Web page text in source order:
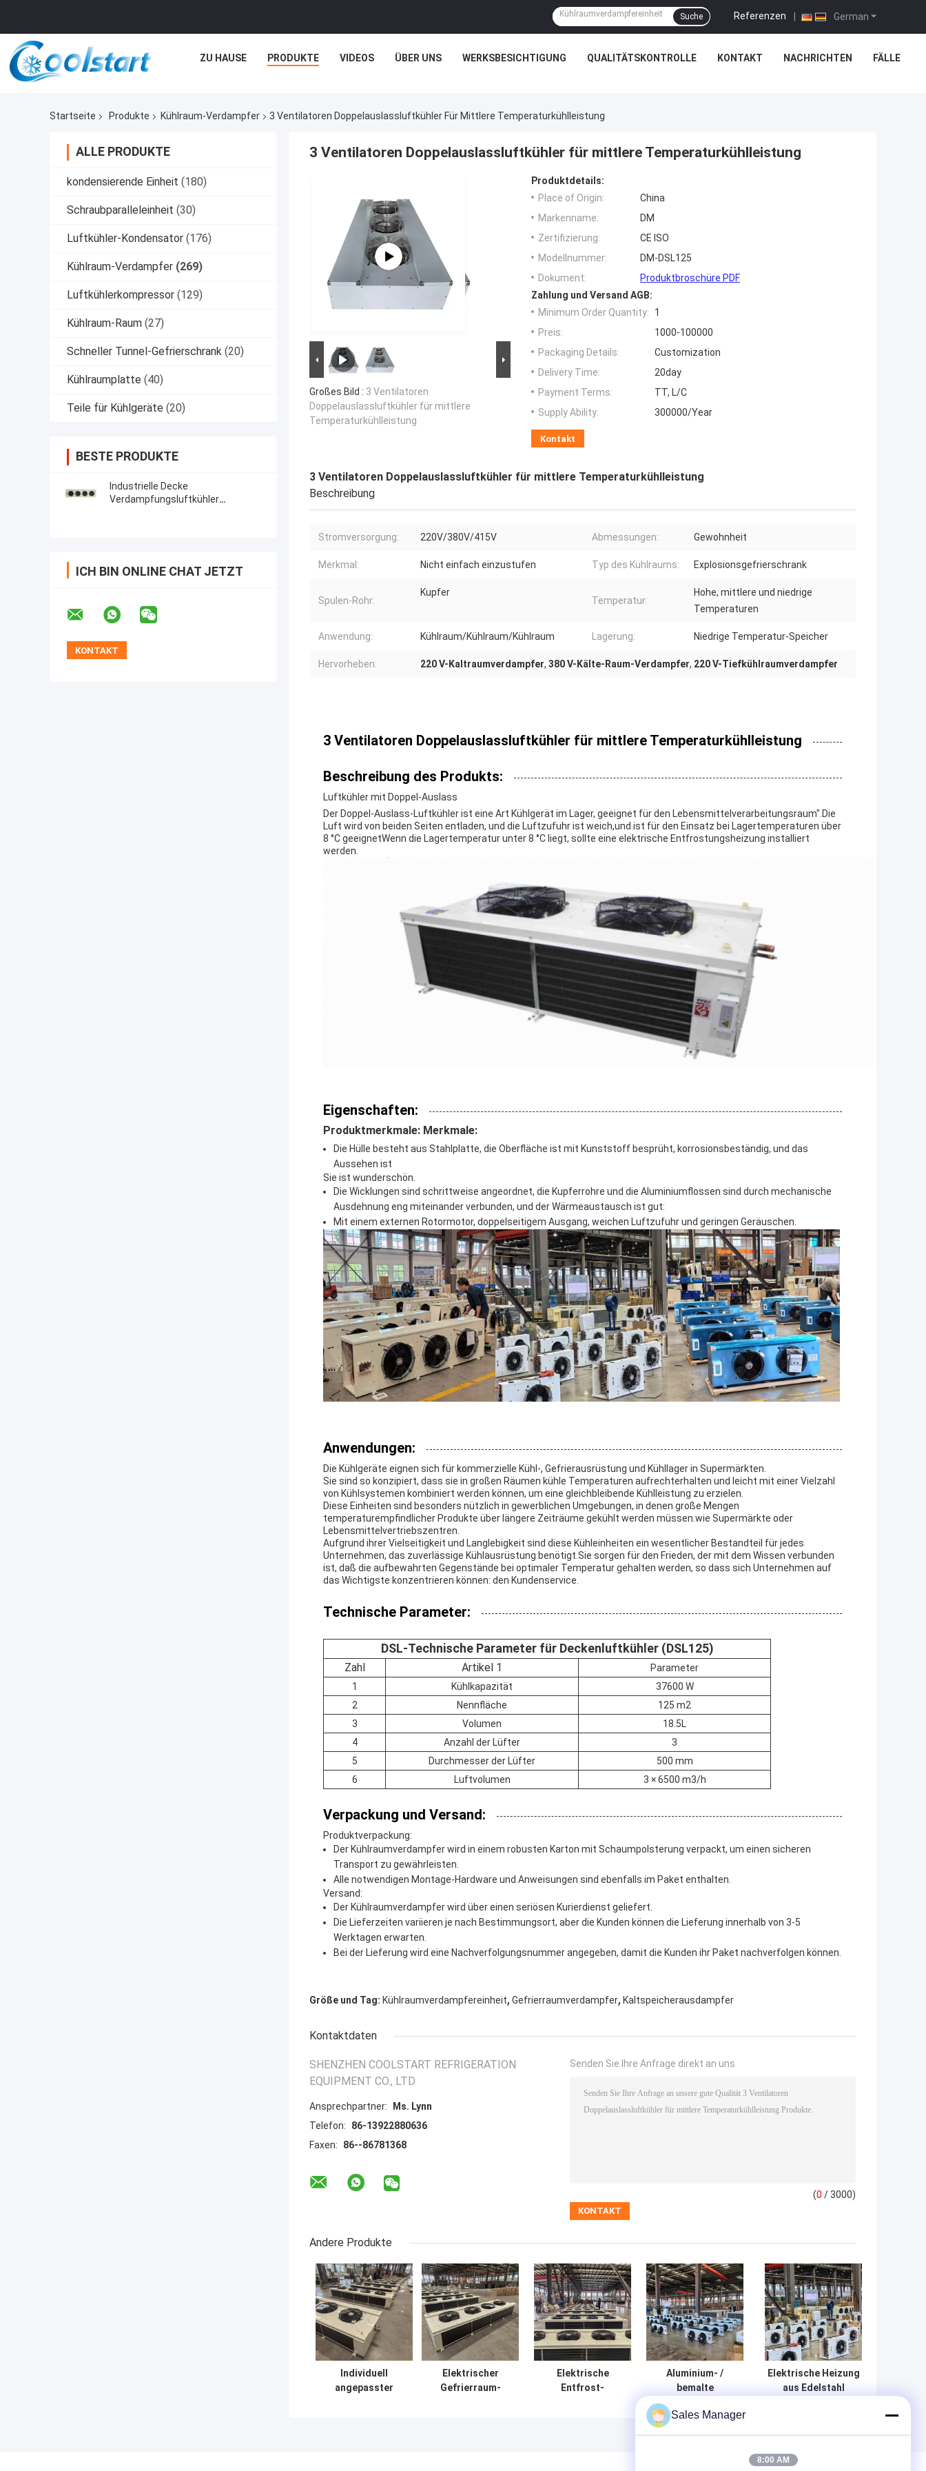
German
Referenzen |
Suche
ZU HAUSE PRODUKTE VIDEOS ÜBER UNS WERKSBESICHTIGUNG QUALITÄTSKONTROLLE KONTAKT NACHRICHTEN FÄLLE
Startseite Produkte Kühlraum-Verdampfer 3 Ventilatoren Doppelauslassluftkühler Für Mittlere Temperaturkühlleistung
ALLE PRODUKTE
kondensierende Einheit (180)
Schraubparalleleinheit (30)
Luftkühler-Kondensator (176)
Kühlraum-Verdampfer (269)
Luftkühlerkompressor (129)
Kühlraum-Raum (27)
Schneller Tunnel-Gefrierschrank (20)
Kühlraumplatte (40)
Teile für Kühlgeräte (20)
BESTE PRODUKTE
Industrielle Decke
Verdampfungsluftkühler
ICH BIN ONLINE CHAT JETZT
3 Ventilatoren Doppelauslassluftkühler für mittlere Temperaturkühlleistung
Großes Bild : 3 Ventilatoren
Doppelauslassluftkühler für mittlere
Temperaturkühlleistung
Produktdetails:
Place of Origin:
China
Markenname:
DM
Zertifizierung:
CE ISO
Modellnummer:
DM-DSL125
Dokument:
Produktbroschüre PDF
Zahlung und Versand AGB:
Minimum Order Quantity:
1
Preis:
1000-100000
Packaging Details:
Customization
Delivery Time:
20day
Payment Terms:
TT, L/C
Supply Ability:
300000/Year
Kontakt
3 Ventilatoren Doppelauslassluftkühler für mittlere Temperaturkühlleistung
Beschreibung
Stromversorgung: 220V/380V/415V Abmessungen: Gewohnheit
Merkmal: Nicht einfach einzustufen Typ des Kühlraums: Explosionsgefrierschrank
Spulen-Rohr:
Kupfer
Temperatur:
Hohe, mittlere und niedrige
Temperaturen
Anwendung: Kühlraum/Kühlraum/Kühlraum Lagerung: Niedrige Temperatur-Speicher
Hervorheben: 220 V-Kaltraumverdampfer, 380 V-Kälte-Raum-Verdampfer, 220 V-Tiefkühlraumverdampfer
3 Ventilatoren Doppelauslassluftkühler für mittlere Temperaturkühlleistung
Beschreibung des Produkts:
Luftkühler mit Doppel-Auslass
Der Doppel-Auslass-Luftkühler ist eine Art Kühlgerät im Lager, geeignet für den Lebensmittelverarbeitungsraum".Die
Luft wird von beiden Seiten entladen, und die Luftzufuhr ist weich,und ist für den Einsatz bei Lagertemperaturen über
8 °C geeignetWenn die Lagertemperatur unter 8 °C liegt, sollte eine elektrische Entfrostungsheizung installiert
werden.
Eigenschaften:
Produktmerkmale: Merkmale:
Die Hülle besteht aus Stahlplatte, die Oberfläche ist mit Kunststoff besprüht, korrosionsbeständig, und das
Aussehen ist
Sie ist wunderschön.
Die Wicklungen sind schrittweise angeordnet, die Kupferrohre und die Aluminiumflossen sind durch mechanische
Ausdehnung eng miteinander verbunden, und der Wärmeaustausch ist gut:
Mit einem externen Rotormotor, doppelseitigem Ausgang, weichen Luftzufuhr und geringen Geräuschen.
Anwendungen:
Die Kühlgeräte eignen sich für kommerzielle Kühl-, Gefrierausrüstung und Kühllager in Supermärkten.
Sie sind so konzipiert, dass sie in großen Räumen kühle Temperaturen aufrechterhalten und leicht mit einer Vielzahl
von Kühlsystemen kombiniert werden können, um eine gleichbleibende Kühlleistung zu erzielen.
Diese Einheiten sind besonders nützlich in gewerblichen Umgebungen, in denen große Mengen
temperaturempfindlicher Produkte über längere Zeiträume gekühlt werden müssen.wie Supermärkte oder
Lebensmittelvertriebszentren.
Aufgrund ihrer Vielseitigkeit und Langlebigkeit sind diese Kühleinheiten ein wesentlicher Bestandteil für jedes
Unternehmen, das zuverlässige Kühlausrüstung benötigt.Sie sorgen für den Frieden, der mit dem Wissen verbunden
ist, daß die aufbewahrten Gegenstände bei optimaler Temperatur gehalten werden, so dass sich Unternehmen auf
das Wichtigste konzentrieren können: den Kundenservice.
Technische Parameter:
DSL-Technische Parameter für Deckenluftkühler (DSL125)
Zahl Artikel 1
Parameter
1
Kühlkapazität
37600 W
2
Nennfläche
125 m2
3
Volumen
18.5L
4
Anzahl der Lüfter
3
5
Durchmesser der Lüfter
500 mm
6
Luftvolumen 3 × 6500 m3/h
Verpackung und Versand:
Produktverpackung:
Der Kühlraumverdampfer wird in einem robusten Karton mit Schaumpolsterung verpackt, um einen sicheren
Transport zu gewährleisten.
Alle notwendigen Montage-Hardware und Anweisungen sind ebenfalls im Paket enthalten.
Versand:
Der Kühlraumverdampfer wird über einen seriösen Kurierdienst geliefert.
Die Lieferzeiten variieren je nach Bestimmungsort, aber die Kunden können die Lieferung innerhalb von 3-5
Werktagen erwarten.
Bei der Lieferung wird eine Nachverfolgungsnummer angegeben, damit die Kunden ihr Paket nachverfolgen können.
Größe und Tag: Kühlraumverdampfereinheit, Gefrierraumverdampfer, Kaltspeicherausdampfer
Kontaktdaten
SHENZHEN COOLSTART REFRIGERATION
EQUIPMENT CO., LTD
Ansprechpartner:
Ms. Lynn
Telefon:
86-13922880636
Faxen:
86--86781368
Senden Sie Ihre Anfrage direkt an uns
(0 / 3000)
Andere Produkte
Individuell
angepasster
Elektrischer
Gefrierraum-
Elektrische
Entfrost-
Aluminium- /
bemalte
Kaltlager-
Elektrische Heizung
aus Edelstahl
Sales Manager
8:00 AM